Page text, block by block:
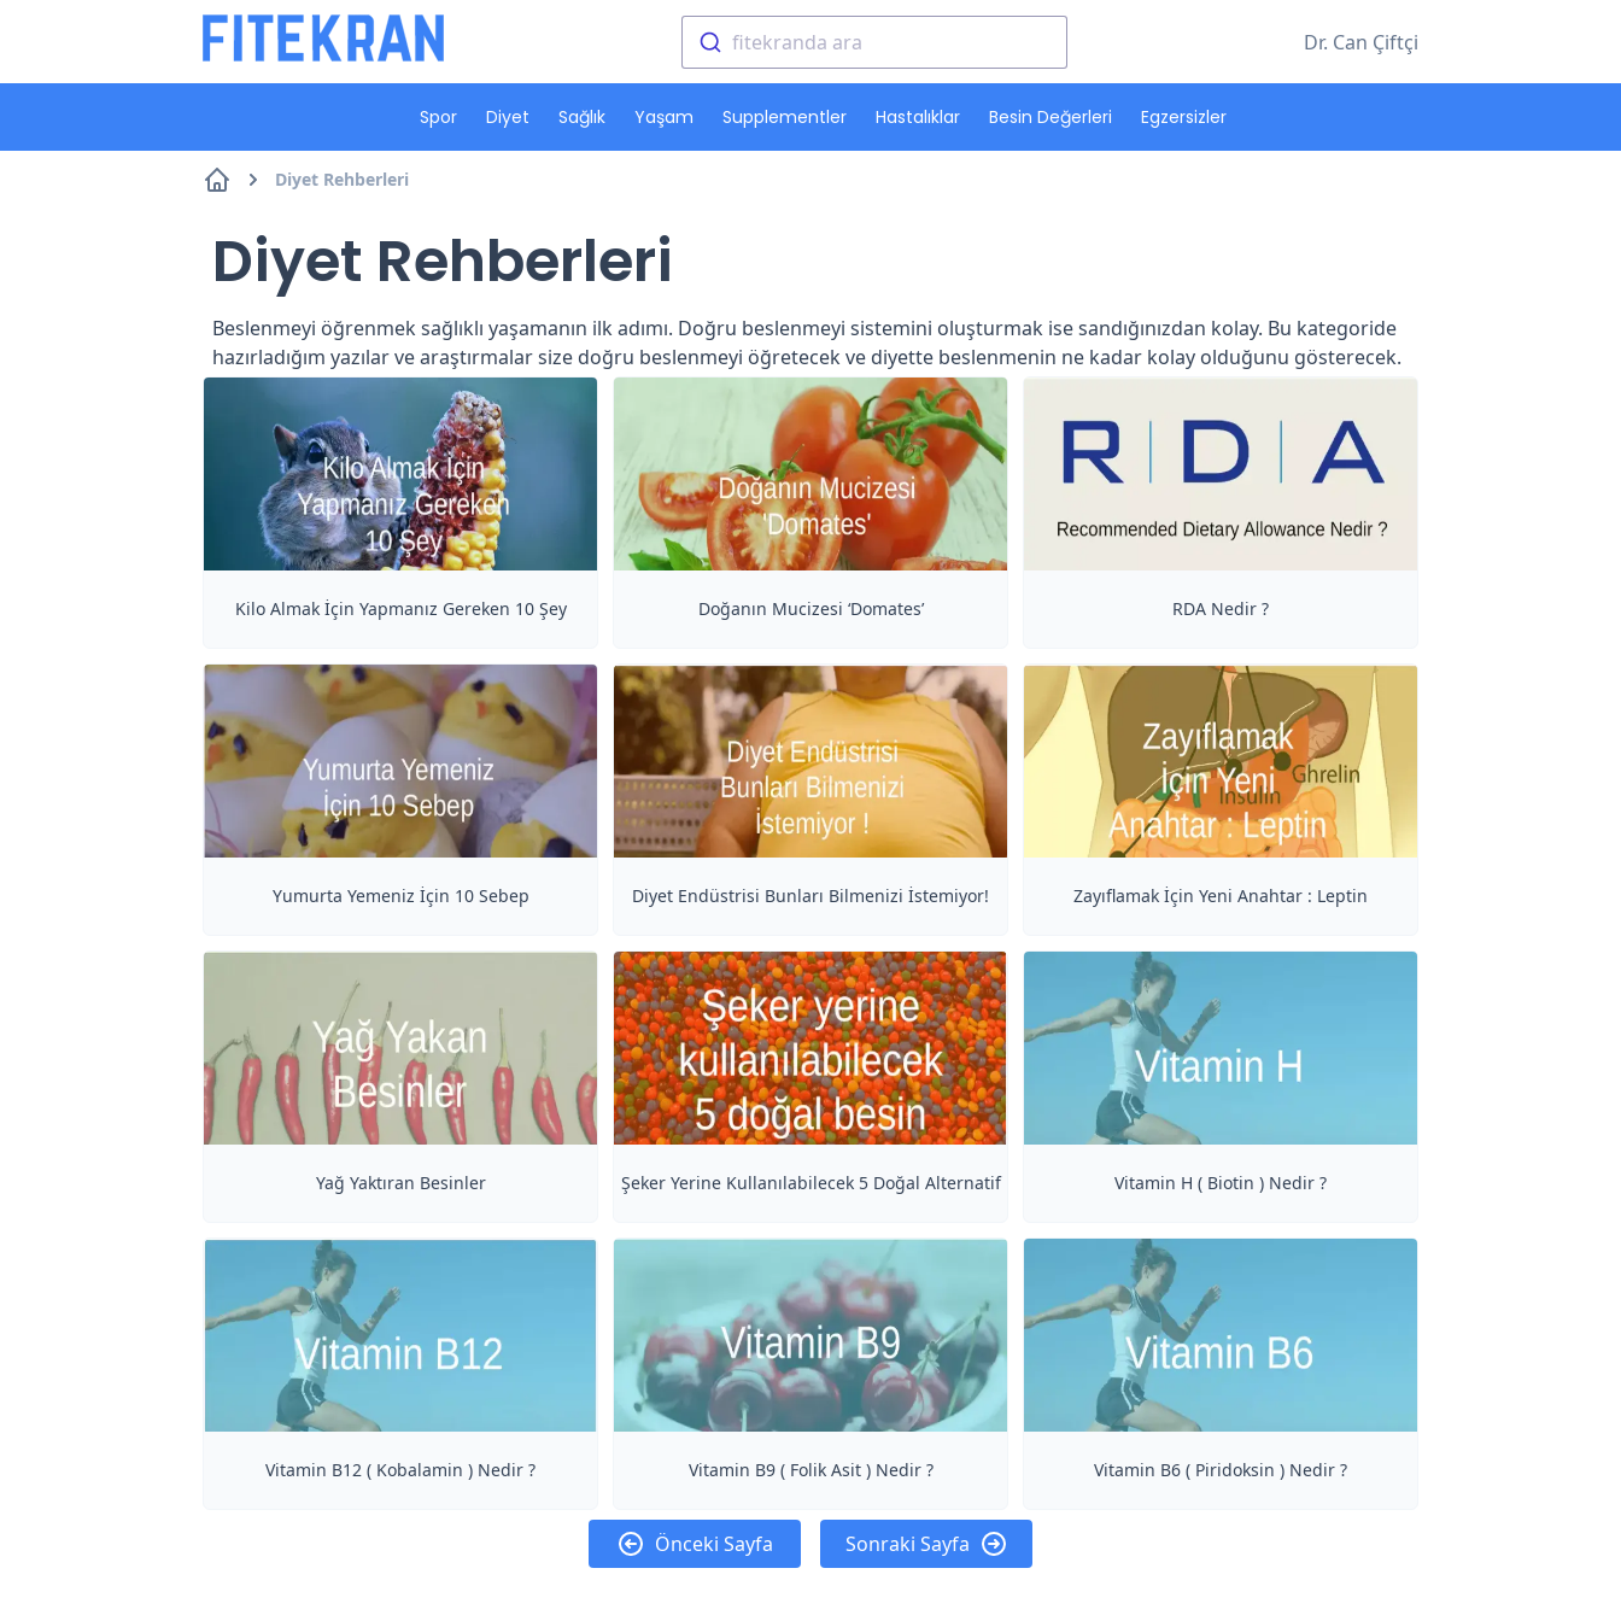
fitekranda ara Dr. Can Çiftçi
Spor Diyet Sağlık Yaşam Supplementler Hastalıklar Besin Değerleri Egzersizler
Diyet Rehberleri
Diyet Rehberleri
Beslenmeyi öğrenmek sağlıklı yaşamanın ilk adımı. Doğru beslenmeyi sistemini oluşturmak ise sandığınızdan kolay. Bu kategoride
hazırladığım yazılar ve araştırmalar size doğru beslenmeyi öğretecek ve diyette beslenmenin ne kadar kolay olduğunu gösterecek.
Kilo Almak İçin Yapmanız Gereken 10 Şey Doğanın Mucizesi ‘Domates’ RDA Nedir ?
Yumurta Yemeniz İçin 10 Sebep Diyet Endüstrisi Bunları Bilmenizi İstemiyor! Zayıflamak İçin Yeni Anahtar : Leptin
Yağ Yaktıran Besinler Şeker Yerine Kullanılabilecek 5 Doğal Alternatif Vitamin H ( Biotin ) Nedir ?
Vitamin B12 ( Kobalamin ) Nedir ? Vitamin B9 ( Folik Asit ) Nedir ? Vitamin B6 ( Piridoksin ) Nedir ?
Önceki Sayfa Sonraki Sayfa